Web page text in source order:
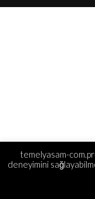
temelyasam-
deneyimini